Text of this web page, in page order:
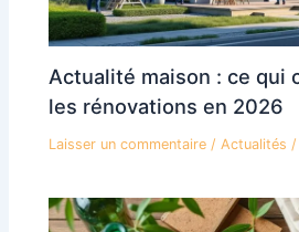
Actualité maison : ce qui
les rénovations en 2026
Laisser un commentaire /Actualités /